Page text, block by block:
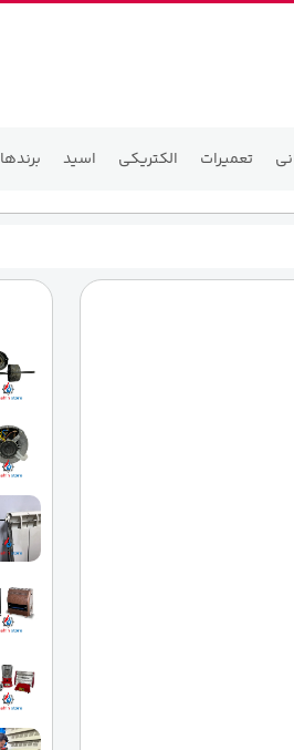
تعمیرات الکتریکی اسید برندها